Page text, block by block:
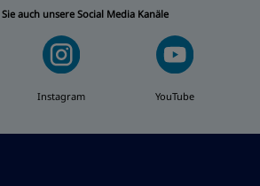
auch unsere Social Media Kanäle
Instagram YouTube